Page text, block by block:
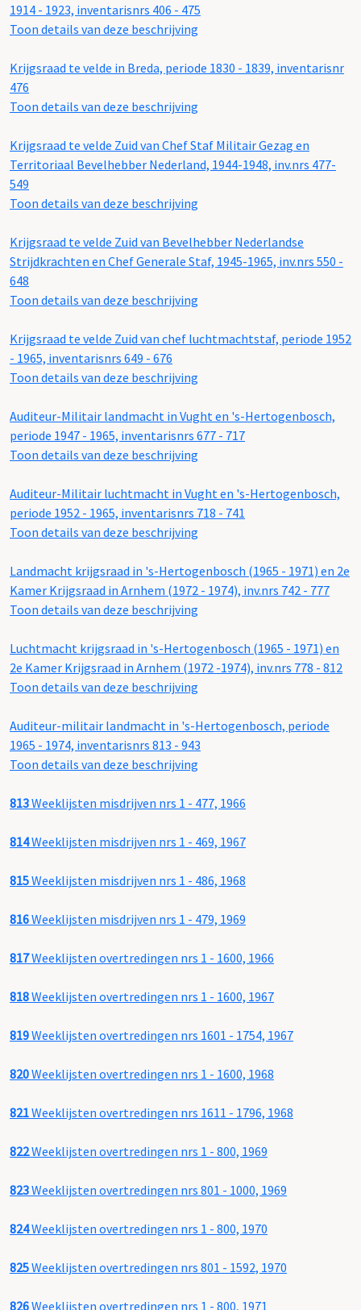
1914 - 1923, inventarisnrs 406 - 475
Toon details van deze beschrijving
Krijgsraad te velde in Breda, periode 1830 - 1839, inventarisnr
476
Toon details van deze beschrijving
Krijgsraad te velde Zuid van Chef Staf Militair Gezag en
Territoriaal Bevelhebber Nederland, 1944-1948, inv.nrs 477-
549
Toon details van deze beschrijving
Krijgsraad te velde Zuid van Bevelhebber Nederlandse
Strijdkrachten en Chef Generale Staf, 1945-1965, inv.nrs 550 -
648
Toon details van deze beschrijving
Krijgsraad te velde Zuid van chef luchtmachtstaf, periode 1952
- 1965, inventarisnrs 649 - 676
Toon details van deze beschrijving
Auditeur-Militair landmacht in Vught en 's-Hertogenbosch,
periode 1947 - 1965, inventarisnrs 677 - 717
Toon details van deze beschrijving
Auditeur-Militair luchtmacht in Vught en 's-Hertogenbosch,
periode 1952 - 1965, inventarisnrs 718 - 741
Toon details van deze beschrijving
Landmacht krijgsraad in 's-Hertogenbosch (1965 - 1971) en 2e
Kamer Krijgsraad in Arnhem (1972 - 1974), inv.nrs 742 - 777
Toon details van deze beschrijving
Luchtmacht krijgsraad in 's-Hertogenbosch (1965 - 1971) en
2e Kamer Krijgsraad in Arnhem (1972 -1974), inv.nrs 778 - 812
Toon details van deze beschrijving
Auditeur-militair landmacht in 's-Hertogenbosch, periode
1965 - 1974, inventarisnrs 813 - 943
Toon details van deze beschrijving
813Weeklijsten misdrijven nrs 1 - 477, 1966
814Weeklijsten misdrijven nrs 1 - 469, 1967
815Weeklijsten misdrijven nrs 1 - 486, 1968
816Weeklijsten misdrijven nrs 1 - 479, 1969
817Weeklijsten overtredingen nrs 1 - 1600, 1966
818Weeklijsten overtredingen nrs 1 - 1600, 1967
819Weeklijsten overtredingen nrs 1601 - 1754, 1967
820Weeklijsten overtredingen nrs 1 - 1600, 1968
821Weeklijsten overtredingen nrs 1611 - 1796, 1968
822Weeklijsten overtredingen nrs 1 - 800, 1969
823Weeklijsten overtredingen nrs 801 - 1000, 1969
824Weeklijsten overtredingen nrs 1 - 800, 1970
825Weeklijsten overtredingen nrs 801 - 1592, 1970
826Weeklijsten overtredingen nrs 1 - 800, 1971